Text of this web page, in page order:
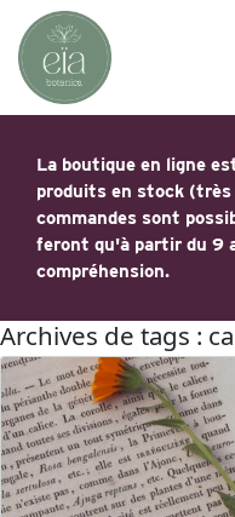
La boutique en ligne
produits en stock
commandes sont
feront qu'à partir du 9
compréhension.
Archives de tags :